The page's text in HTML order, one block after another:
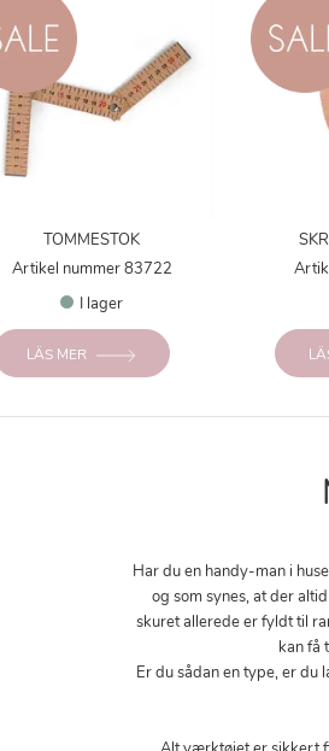
TOMMESTOK
Artikel nummer 83722
I lager
LÄS MER
Har du en handy-man i
og som synes, at der
skuret allerede er fyldt til
kan få
Er du sådan en type, er